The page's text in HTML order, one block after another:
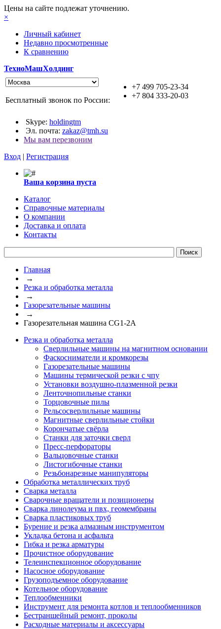
Цены на сайте подлежат уточнению.
×
Личный кабинет
Недавно просмотренные
К сравнению
ТехноМашХолдинг
+7 499 705-23-34
+7 804 333-20-03
Бесплатный звонок по России:
Skype: holdingtm
Эл. почта: zakaz@tmh.su
Мы вам перезвоним
Вход | Регистрация
Ваша корзина пуста
Каталог
Справочные материалы
О компании
Доставка и оплата
Контакты
Главная
→
Резка и обработка металла
→
Газорезательные машины
→
Газорезательная машина CG1-2A
Резка и обработка металла
Сверлильные машины на магнитном основании
Фаскосниматели и кромкорезы
Газорезательные машины
Машины термической резки с чпу
Установки воздушно-плазменной резки
Ленточнопильные станки
Торцовочные пилы
Рельсосверлильные машины
Магнитные сверлильные стойки
Корончатые свёрла
Станки для заточки сверл
Пресс-перфораторы
Вальцовочные станки
Листогибочные станки
Резьбонарезные манипуляторы
Обработка металлических труб
Сварка металла
Сварочные вращатели и позиционеры
Сварка линолеума и пвх, геомембраны
Сварка пластиковых труб
Бурение и резка алмазным инструментом
Укладка бетона и асфальта
Гибка и резка арматуры
Прочистное оборудование
Телеинспекционное оборудование
Насосное оборудование
Грузоподъемное оборудование
Котельное оборудование
Теплообменники
Инструмент для ремонта котлов и теплообменников
Бестраншейный ремонт, проколы
Расходные материалы и аксессуары